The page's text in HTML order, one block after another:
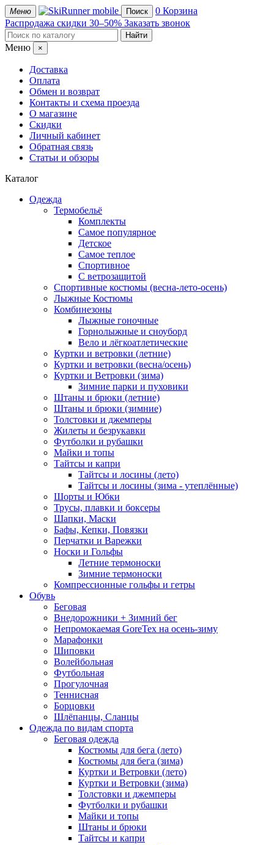
Меню mobile Поиск 0 Корзина
Распродажа скидки 30–50% Заказать звонок
Меню ×
Доставка
Оплата
Обмен и возврат
Контакты и схема проезда
О магазине
Скидки
Личный кабинет
Обратная связь
Статьи и обзоры
Каталог
Одежда
Термобельё
Комплекты
Самое популярное
Детское
Самое теплое
Спортивное
С ветрозащитой
Спортивные костюмы (весна-лето-осень)
Лыжные Костюмы
Комбинезоны
Лыжные гоночные
Горнолыжные и сноуборд
Вело и лёгкоатлетические
Куртки и ветровки (летние)
Куртки и ветровки (весна/осень)
Куртки и Ветровки (зима)
Зимние парки и пуховики
Штаны и брюки (летние)
Штаны и брюки (зимние)
Толстовки и джемперы
Жилеты и безрукавки
Футболки и рубашки
Майки и топы
Тайтсы и капри
Тайтсы и лосины (лето)
Тайтсы и лосины (зима - утеплённые)
Шорты и Юбки
Трусы, плавки и боксеры
Шапки, Маски
Бафы, Кепки, Повязки
Перчатки и Варежки
Носки и Гольфы
Летние термоноски
Зимние термоноски
Компрессионные гольфы и гетры
Обувь
Беговая
Внедорожники + Зимний бег
Непромокаемая GoreTex на осень-зиму
Марафонки
Шиповки
Волейбольная
Футбольная
Прогулочная
Теннисная
Борцовки
Шлёпанцы, Сланцы
Одежда по видам спорта
Беговая одежда
Костюмы для бега (лето)
Костюмы для бега (зима)
Куртки и Ветровки (лето)
Куртки и Ветровки (зима)
Толстовки и джемперы
Футболки и рубашки
Майки и топы
Штаны и брюки
Тайтсы и капри